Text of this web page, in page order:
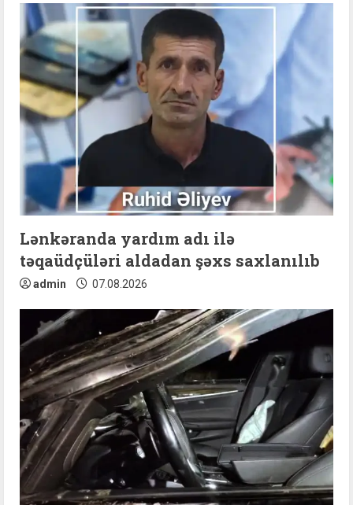
e
R
e
a
d
n
g
Lənkəranda yardım adı ilə
təqaüdçüləri aldadan şəxs saxlanılıb
admin 07.08.2026